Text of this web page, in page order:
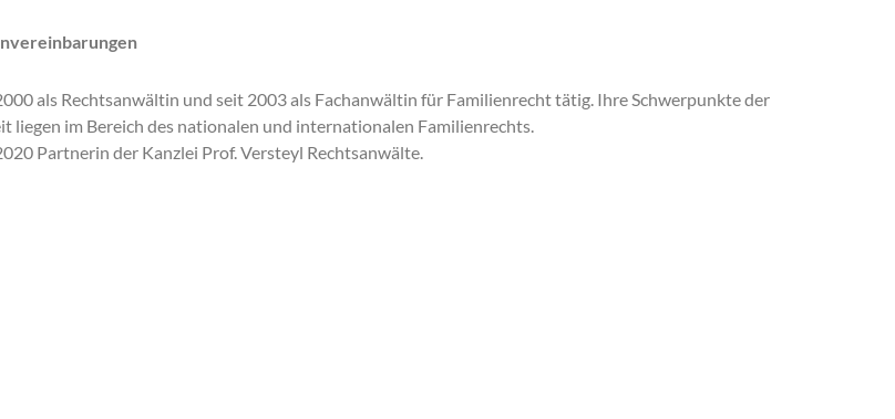
als Rechtsanwältin und seit 2003 als Fachanwältin für Familienrecht tätig. Ihre Schwerpunkte der
liegen im Bereich des nationalen und internationalen Familienrechts.
Partnerin der Kanzlei Prof. Versteyl Rechtsanwälte.